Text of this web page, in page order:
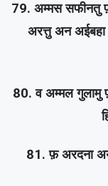
79. अम्मस सफीनतु
अरत्तु अन
80. व अम्मल गुलामु
81. फ़ अरदना अय